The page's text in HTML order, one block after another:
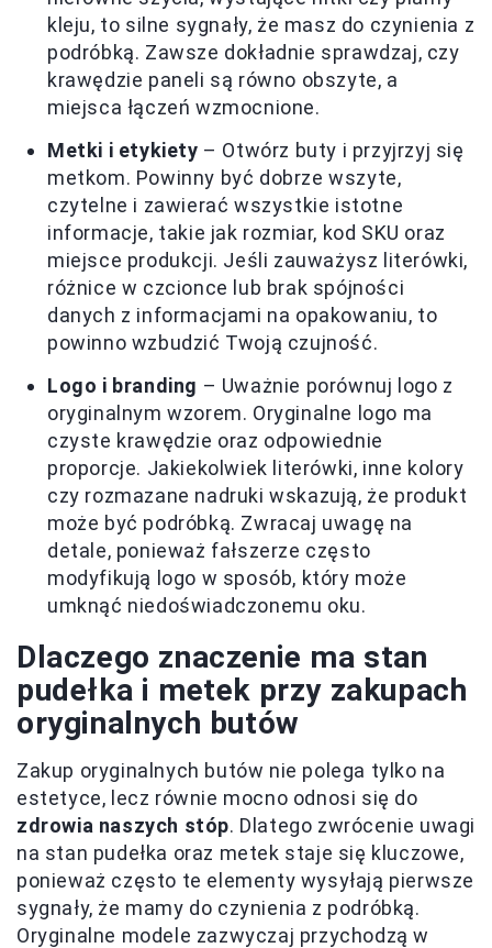
kleju, to silne sygnały, że masz do czynienia z
podróbką. Zawsze dokładnie sprawdzaj, czy
krawędzie paneli są równo obszyte, a
miejsca łączeń wzmocnione.
Metki i etykiety – Otwórz buty i przyjrzyj się
metkom. Powinny być dobrze wszyte,
czytelne i zawierać wszystkie istotne
informacje, takie jak rozmiar, kod SKU oraz
miejsce produkcji. Jeśli zauważysz literówki,
różnice w czcionce lub brak spójności
danych z informacjami na opakowaniu, to
powinno wzbudzić Twoją czujność.
Logo i branding – Uważnie porównuj logo z
oryginalnym wzorem. Oryginalne logo ma
czyste krawędzie oraz odpowiednie
proporcje. Jakiekolwiek literówki, inne kolory
czy rozmazane nadruki wskazują, że produkt
może być podróbką. Zwracaj uwagę na
detale, ponieważ fałszerze często
modyfikują logo w sposób, który może
umknąć niedoświadczonemu oku.
Dlaczego znaczenie ma stan
pudełka i metek przy zakupach
oryginalnych butów
Zakup oryginalnych butów nie polega tylko na
estetyce, lecz równie mocno odnosi się do
zdrowia naszych stóp. Dlatego zwrócenie uwagi
na stan pudełka oraz metek staje się kluczowe,
ponieważ często te elementy wysyłają pierwsze
sygnały, że mamy do czynienia z podróbką.
Oryginalne modele zazwyczaj przychodzą w